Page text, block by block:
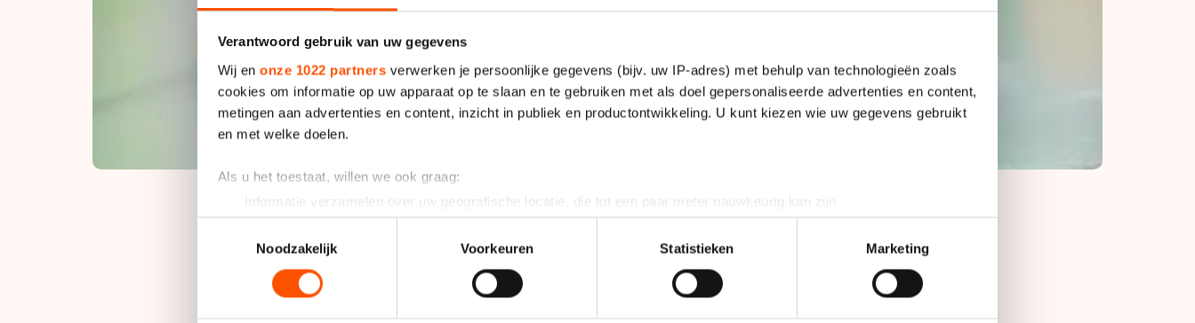
Verantwoord gebruik van uw gegevens
Wij en onze 1022 partners verwerken je persoonlijke gegevens (bijv. uw IP-adres) met behulp van technologieën zoals
cookies om informatie op uw apparaat op te slaan en te gebruiken met als doel gepersonaliseerde advertenties en content,
metingen aan advertenties en content, inzicht in publiek en productontwikkeling. U kunt kiezen wie uw gegevens gebruikt
en met welke doelen.
Als u het toestaat, willen we ook graag:
Informatie verzamelen over uw geografische locatie, die tot een paar meter nauwkeurig kan zijn
Uw apparaat identificeren door het actief te scannen op specifieke eigenschappen (fingerprinting)
Lees meer over hoe uw persoonlijke gegevens worden verwerkt en stel uw voorkeuren in het
detailgedeeltein. U kunt uw
toestemming op elk moment wijzigen of intrekken in de Cookieverklaring.
Noodzakelijk
Voorkeuren Statistieken Marketing
De kopvrouw van Control baalde van haar derde plaats op de kilometer, maar geniet van de
concurrentiestrijd.